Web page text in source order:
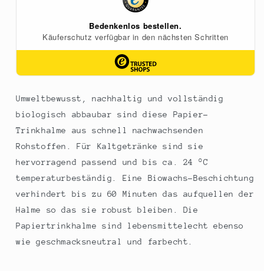
100
19,7cm,
100
Umweltbewusst, nachhaltig und vollständig
biologisch abbaubar sind diese Papier-
Trinkhalme aus schnell nachwachsenden
Rohstoffen. Für Kaltgetränke sind sie
hervorragend passend und bis ca. 24 °C
temperaturbeständig. Eine Biowachs-Beschichtung
verhindert bis zu 60 Minuten das aufquellen der
Halme so das sie robust bleiben. Die
Papiertrinkhalme sind lebensmittelecht ebenso
wie geschmacksneutral und farbecht.